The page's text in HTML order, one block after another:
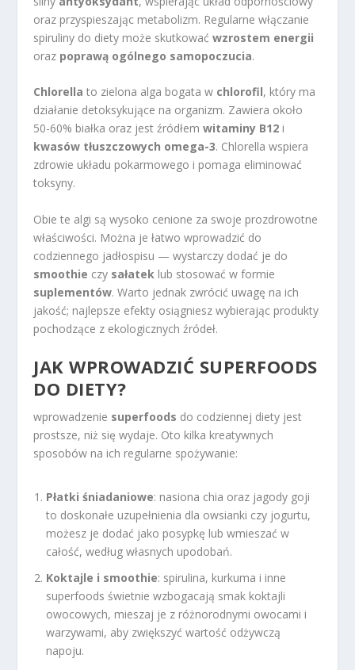
oraz przyspieszając metabolizm. Regularne włączanie
spiruliny do diety może skutkowaćwzrostem energii
oraz poprawą ogólnego samopoczucia.
Chlorella to zielona alga bogata w chlorofil, który ma
działanie detoksykujące na organizm. Zawiera około
50-60% białka oraz jest źródłemwitaminy B12 i
kwasów tłuszczowych omega-3. Chlorella wspiera
zdrowie układu pokarmowego i pomaga eliminować
toksyny.
Obie te algi są wysoko cenione za swoje prozdrowotne
właściwości. Można je łatwo wprowadzić do
codziennego jadłospisu — wystarczy dodać je do
smoothie czy sałatek lub stosować w formie
suplementów. Warto jednak zwrócić uwagę na ich
jakość; najlepsze efekty osiągniesz wybierając produkty
pochodzące z ekologicznych źródeł.
JAK WPROWADZIĆ SUPERFOODS
DO DIETY?
wprowadzenie superfoods do codziennej diety jest
prostsze, niż się wydaje. Oto kilka kreatywnych
sposobów na ich regularne spożywanie:
Płatki śniadaniowe: nasiona chia oraz jagody goji
to doskonałe uzupełnienia dla owsianki czy jogurtu,
możesz je dodać jako posypkę lub wmieszać w
całość, według własnych upodobań.
Koktajle i smoothie: spirulina, kurkuma i inne
superfoods świetnie wzbogacają smak koktajli
owocowych, mieszaj je z różnorodnymi owocami i
warzywami, aby zwiększyć wartość odżywczą
napoju.